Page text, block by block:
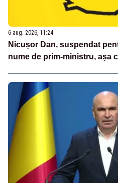
6 aug. 2026, 11:24
Nicușor Dan, suspendat
nume de prim-ministru, așa